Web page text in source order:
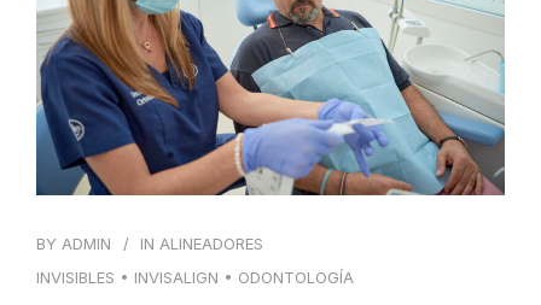
BY ADMIN IN ALINEADORES
INVISIBLES • INVISALIGN • ODONTOLOGÍA